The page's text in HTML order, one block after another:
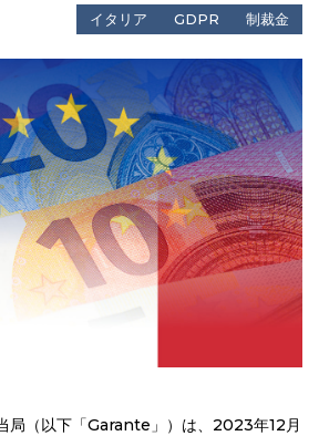
イタリア GDPR 制裁金
局（以下「Garante」）は、2023年12月